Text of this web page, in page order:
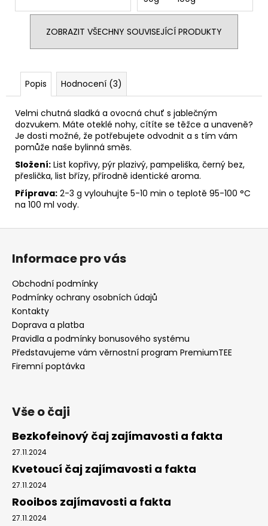
ZOBRAZIT VŠECHNY SOUVISEJÍCÍ PRODUKTY
Popis Hodnocení (3)
Velmi chutná sladká a ovocná chuť s jablečným
dozvukem. Máte oteklé nohy, cítíte se těžce a unaveně?
Je dosti možné, že potřebujete odvodnit a s tím vám
pomůže naše bylinná směs.
Složení: List kopřivy, pýr plazivý, pampeliška, černý bez,
přeslička, list břízy, přírodně identické aroma.
Příprava: 2-3 g vylouhujte 5-10 min o teplotě 95-100 °C
na 100 ml vody.
Z
Informace pro vás
Obchodní podmínky
Podmínky ochrany osobních údajů
Kontakty
Doprava a platba
Pravidla a podmínky bonusového systému
Představujeme vám věrnostní program PremiumTEE
Firemní poptávka
Vše o čaji
Bezkofeinový čaj zajímavosti a fakta
27.11.2024
Kvetoucí čaj zajímavosti a fakta
27.11.2024
Rooibos zajímavosti a fakta
27.11.2024